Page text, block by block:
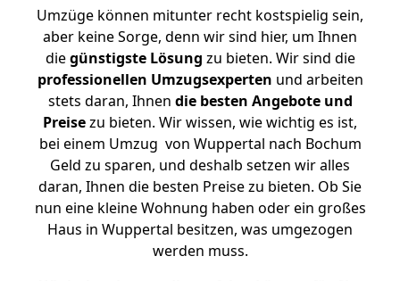
Umzüge können mitunter recht kostspielig sein,
aber keine Sorge, denn wir sind hier, um Ihnen
diegünstigste Lösung zu bieten. Wir sind die
professionellen Umzugsexperten und arbeiten
stets daran, Ihnen die besten Angebote und
Preisezu bieten. Wir wissen, wie wichtig es ist,
bei einem Umzug von Wuppertal nach Bochum
Geld zu sparen, und deshalb setzen wir alles
daran, Ihnen die besten Preise zu bieten. Ob Sie
nun eine kleine Wohnung haben oder ein großes
Haus in Wuppertal besitzen, was umgezogen
werden muss.